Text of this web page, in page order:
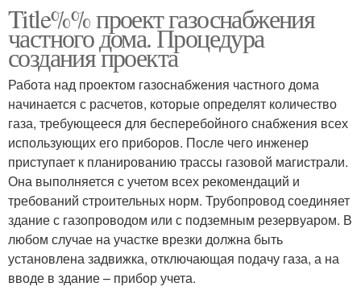
Title%% проект газоснабжения
частного дома. Процедура
создания проекта
Работа над проектом газоснабжения частного дома
начинается с расчетов, которые определят количество
газа, требующееся для бесперебойного снабжения всех
использующих его приборов. После чего инженер
приступает к планированию трассы газовой магистрали.
Она выполняется с учетом всех рекомендаций и
требований строительных норм. Трубопровод соединяет
здание с газопроводом или с подземным резервуаром. В
любом случае на участке врезки должна быть
установлена задвижка, отключающая подачу газа, а на
вводе в здание – прибор учета.